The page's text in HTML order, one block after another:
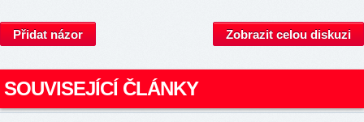
Přidat názor Zobrazit celou diskuzi
SOUVISEJÍCÍ ČLÁNKY